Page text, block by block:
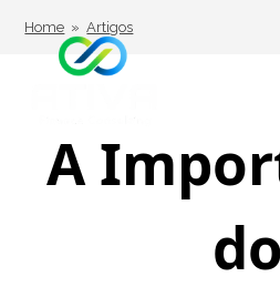
Home » Artigos
A
do